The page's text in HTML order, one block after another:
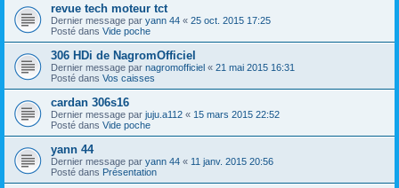
revue tech moteur tct
Dernier message par yann 44 « 25 oct. 2015 17:25
Posté dans Vide poche
306 HDi de NagromOfficiel
Dernier message par nagromofficiel « 21 mai 2015 16:31
Posté dans Vos caisses
cardan 306s16
Dernier message par juju.a112 « 15 mars 2015 22:52
Posté dans Vide poche
yann 44
Dernier message par yann 44 « 11 janv. 2015 20:56
Posté dans Présentation